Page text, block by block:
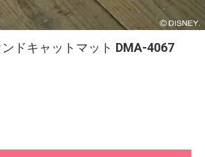
ドキャットマット DMA-4067